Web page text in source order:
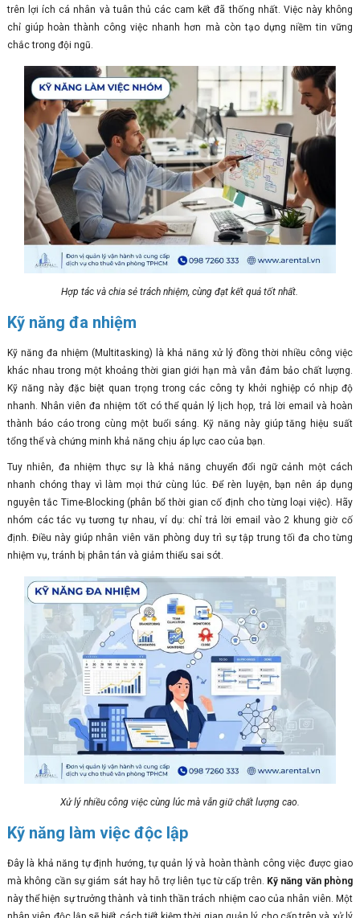
trên lợi ích cá nhân và tuân thủ các cam kết đã thống nhất. Việc này không
chỉ giúp hoàn thành công việc nhanh hơn mà còn tạo dựng niềm tin vững
chắc trong đội ngũ.
Hợp tác và chia sẻ trách nhiệm, cùng đạt kết quả tốt nhất.
Kỹ năng đa nhiệm
Kỹ năng đa nhiệm (Multitasking) là khả năng xử lý đồng thời nhiều công việc
khác nhau trong một khoảng thời gian giới hạn mà vẫn đảm bảo chất lượng.
Kỹ năng này đặc biệt quan trọng trong các công ty khởi nghiệp có nhịp độ
nhanh. Nhân viên đa nhiệm tốt có thể quản lý lịch họp, trả lời email và hoàn
thành báo cáo trong cùng một buổi sáng. Kỹ năng này giúp tăng hiệu suất
tổng thể và chứng minh khả năng chịu áp lực cao của bạn.
Tuy nhiên, đa nhiệm thực sự là khả năng chuyển đổi ngữ cảnh một cách
nhanh chóng thay vì làm mọi thứ cùng lúc. Để rèn luyện, bạn nên áp dụng
nguyên tắc Time-Blocking (phân bổ thời gian cố định cho từng loại việc). Hãy
nhóm các tác vụ tương tự nhau, ví dụ: chỉ trả lời email vào 2 khung giờ cố
định. Điều này giúp nhân viên văn phòng duy trì sự tập trung tối đa cho từng
nhiệm vụ, tránh bị phân tán và giảm thiểu sai sót.
Xử lý nhiều công việc cùng lúc mà vẫn giữ chất lượng cao.
Kỹ năng làm việc độc lập
Đây là khả năng tự định hướng, tự quản lý và hoàn thành công việc được giao
mà không cần sự giám sát hay hỗ trợ liên tục từ cấp trên. Kỹ năng văn phòng
này thể hiện sự trưởng thành và tinh thần trách nhiệm cao của nhân viên. Một